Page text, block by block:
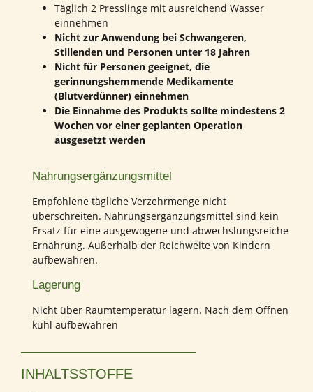
Täglich 2 Presslinge mit ausreichend Wasser
einnehmen
Nicht zur Anwendung bei Schwangeren,
Stillenden und Personen unter 18 Jahren
Nicht für Personen geeignet, die
gerinnungshemmende Medikamente
(Blutverdünner) einnehmen
Die Einnahme des Produkts sollte mindestens 2
Wochen vor einer geplanten Operation
ausgesetzt werden
Nahrungsergänzungsmittel
Empfohlene tägliche Verzehrmenge nicht
überschreiten. Nahrungsergänzungsmittel sind kein
Ersatz für eine ausgewogene und abwechslungsreiche
Ernährung. Außerhalb der Reichweite von Kindern
aufbewahren.
Lagerung
Nicht über Raumtemperatur lagern. Nach dem Öffnen
kühl aufbewahren
INHALTSSTOFFE